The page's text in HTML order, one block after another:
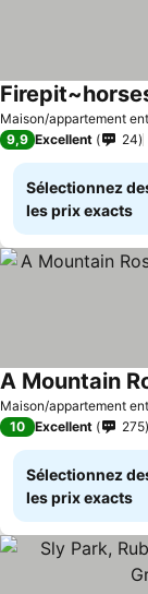
Maison/appartement
Consulter les prix
9,9 Excellent 24
Sélectionnez
les prix exacts
Maison/appartement
Consulter les prix
10 Excellent 275
Sélectionnez
les prix exacts